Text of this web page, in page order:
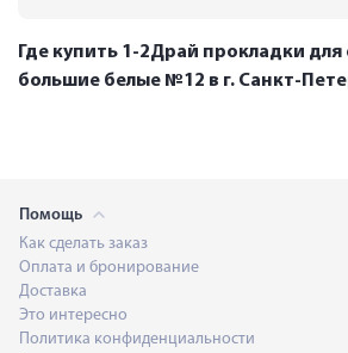
Где купить 1-2Драй прокладки
большие белые №12 в г. Санкт-
Помощь
Как сделать заказ
Оплата и бронирование
Доставка
Это интересно
Политика конфиденциальности